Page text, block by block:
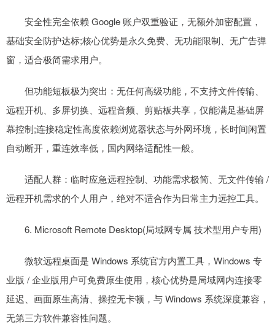
安全性完全依赖 Google 账户双重验证，无额外加密配置，
基础安全防护达标;核心优势是永久免费、无功能限制、无广告弹
窗，适合极简需求用户。
但功能短板极为突出：无任何高级功能，不支持文件传输、
远程开机、多屏切换、远程音频、剪贴板共享，仅能满足基础屏
幕控制;连接稳定性高度依赖浏览器状态与外网环境，长时间闲置
自动断开，重连效率低，国内网络适配性一般。
适配人群：临时应急远程控制、功能需求极简、无文件传输 /
远程开机需求的个人用户，绝对不适合作为日常主力远控工具。
6. Microsoft Remote Desktop(局域网专属 技术型用户专用)
微软远程桌面是 Windows 系统官方内置工具，Windows 专
业版 / 企业版用户可免费原生使用，核心优势是局域网内连接零
延迟、画面原生高清、操控无卡顿，与 Windows 系统深度兼容，
无第三方软件兼容性问题。